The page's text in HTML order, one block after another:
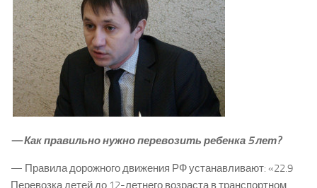
— Как правильно нужно перевозить ребенка 5 лет?
— Правила дорожного движения РФ устанавливают: «22.9
Перевозка детей до 12-летнего возраста в транспортном